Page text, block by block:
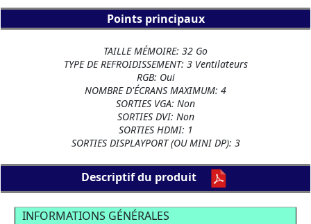
Points principaux
TAILLE MÉMOIRE: 32 Go
TYPE DE REFROIDISSEMENT: 3 Ventilateurs
RGB: Oui
NOMBRE D'ÉCRANS MAXIMUM: 4
SORTIES VGA: Non
SORTIES DVI: Non
SORTIES HDMI: 1
SORTIES DISPLAYPORT (OU MINI DP): 3
Descriptif du produit
INFORMATIONS GÉNÉRALES